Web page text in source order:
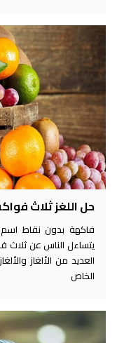
حل اللغز ثلاث
فاكهة بدون نقاط
يتساءل الناس عن ثلاث
العديد من الألغاز
الخاص